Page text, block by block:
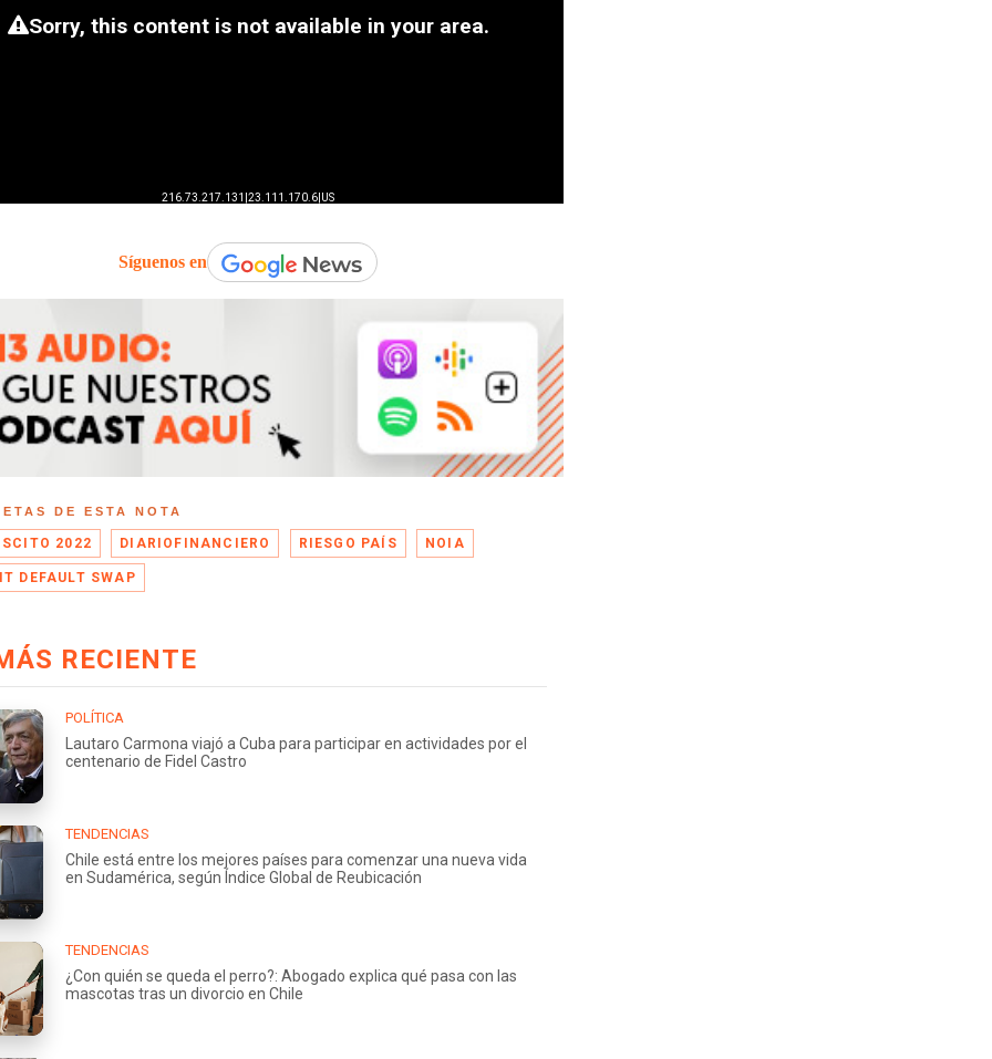
Síguenos en
DE ESTA NOTA
2022 DIARIOFINANCIERO RIESGO PAÍS NOIA
DEFAULT SWAP
RECIENTE
POLÍTICA
Lautaro Carmona viajó a Cuba para participar en actividades por el
centenario de Fidel Castro
TENDENCIAS
Chile está entre los mejores países para comenzar una nueva vida
en Sudamérica, según Índice Global de Reubicación
TENDENCIAS
¿Con quién se queda el perro?: Abogado explica qué pasa con las
mascotas tras un divorcio en Chile